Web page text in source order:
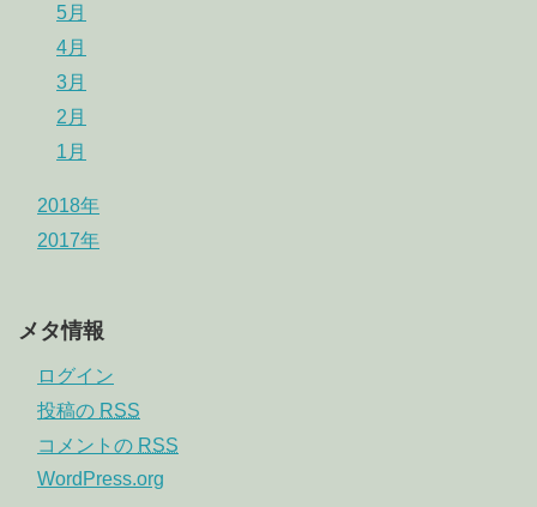
5月
4月
3月
2月
1月
2018年
2017年
メタ情報
ログイン
投稿の RSS
コメントの RSS
WordPress.org